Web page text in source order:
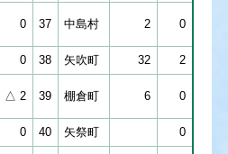
0 37 中島村 2 0
0 38 矢吹町 32 2
△ 2 39 棚倉町 6 0
0 40 矢祭町 0